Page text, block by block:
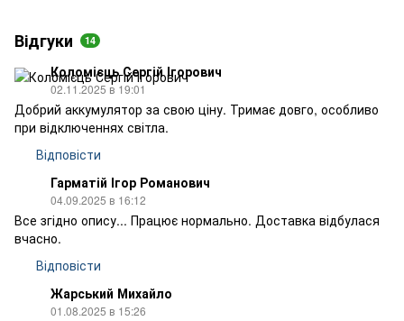
Відгуки 14
Коломієць Сергій Ігорович
02.11.2025 в 19:01
Добрий аккумулятор за свою ціну. Тримає довго, особливо
при відключеннях світла.
Відповісти
Гарматій Ігор Романович
04.09.2025 в 16:12
Все згідно опису... Працює нормально. Доставка відбулася
вчасно.
Відповісти
Жарський Михайло
01.08.2025 в 15:26